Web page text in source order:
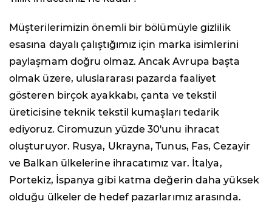
Müşterilerimizin önemli bir bölümüyle gizlilik
esasına dayalı çalıştığımız için marka isimlerini
paylaşmam doğru olmaz. Ancak Avrupa başta
olmak üzere, uluslararası pazarda faaliyet
gösteren birçok ayakkabı, çanta ve tekstil
üreticisine teknik tekstil kumaşları tedarik
ediyoruz. Ciromuzun yüzde 30'unu ihracat
oluşturuyor. Rusya, Ukrayna, Tunus, Fas, Cezayir
ve Balkan ülkelerine ihracatımız var. İtalya,
Portekiz, İspanya gibi katma değerin daha yüksek
olduğu ülkeler de hedef pazarlarımız arasında.